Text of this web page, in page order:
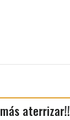
aterrizar!!